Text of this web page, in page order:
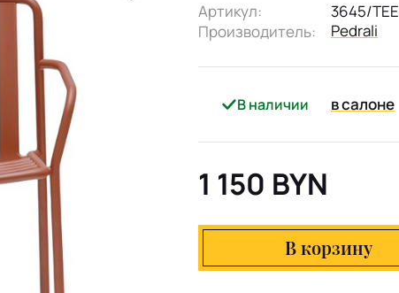
Артикул:
3645/TEE
Производитель:
Pedrali
В наличии в салоне
1 150 BYN
В корзину